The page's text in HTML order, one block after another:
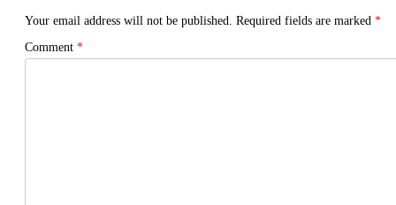
Your email address will not be published. Required fields are marked *
Comment *